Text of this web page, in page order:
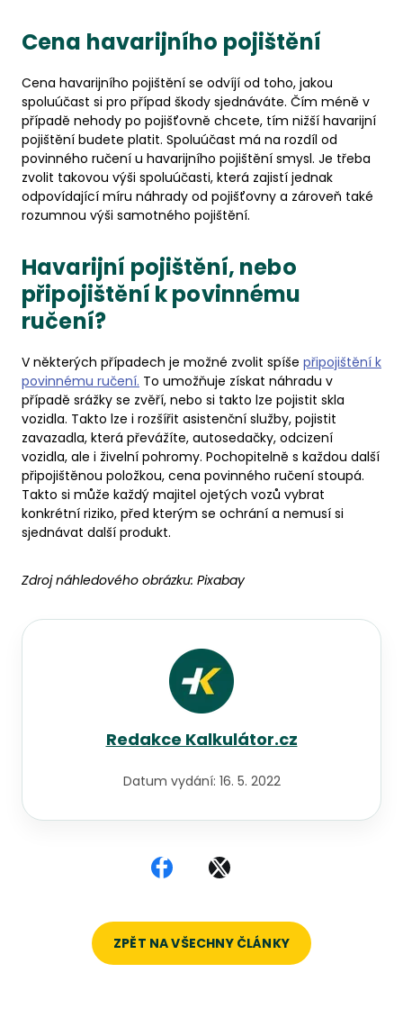
Cena havarijního pojištění
Cena havarijního pojištění se odvíjí od toho, jakou
spoluúčast si pro případ škody sjednáváte. Čím méně v
případě nehody po pojišťovně chcete, tím nižší havarijní
pojištění budete platit. Spoluúčast má na rozdíl od
povinného ručení u havarijního pojištění smysl. Je třeba
zvolit takovou výši spoluúčasti, která zajistí jednak
odpovídající míru náhrady od pojišťovny a zároveň také
rozumnou výši samotného pojištění.
Havarijní pojištění, nebo
připojištění k povinnému
ručení?
V některých případech je možné zvolit spíše připojištění k
povinnému ručení. To umožňuje získat náhradu v
případě srážky se zvěří, nebo si takto lze pojistit skla
vozidla. Takto lze i rozšířit asistenční služby, pojistit
zavazadla, která převážíte, autosedačky, odcizení
vozidla, ale i živelní pohromy. Pochopitelně s každou další
připojištěnou položkou, cena povinného ručení stoupá.
Takto si může každý majitel ojetých vozů vybrat
konkrétní riziko, před kterým se ochrání a nemusí si
sjednávat další produkt.
Zdroj náhledového obrázku: Pixabay
Redakce Kalkulátor.cz
Datum vydání: 16. 5. 2022
Sdílet na Facebooku
Sdílet na X
ZPĚT NA VŠECHNY ČLÁNKY